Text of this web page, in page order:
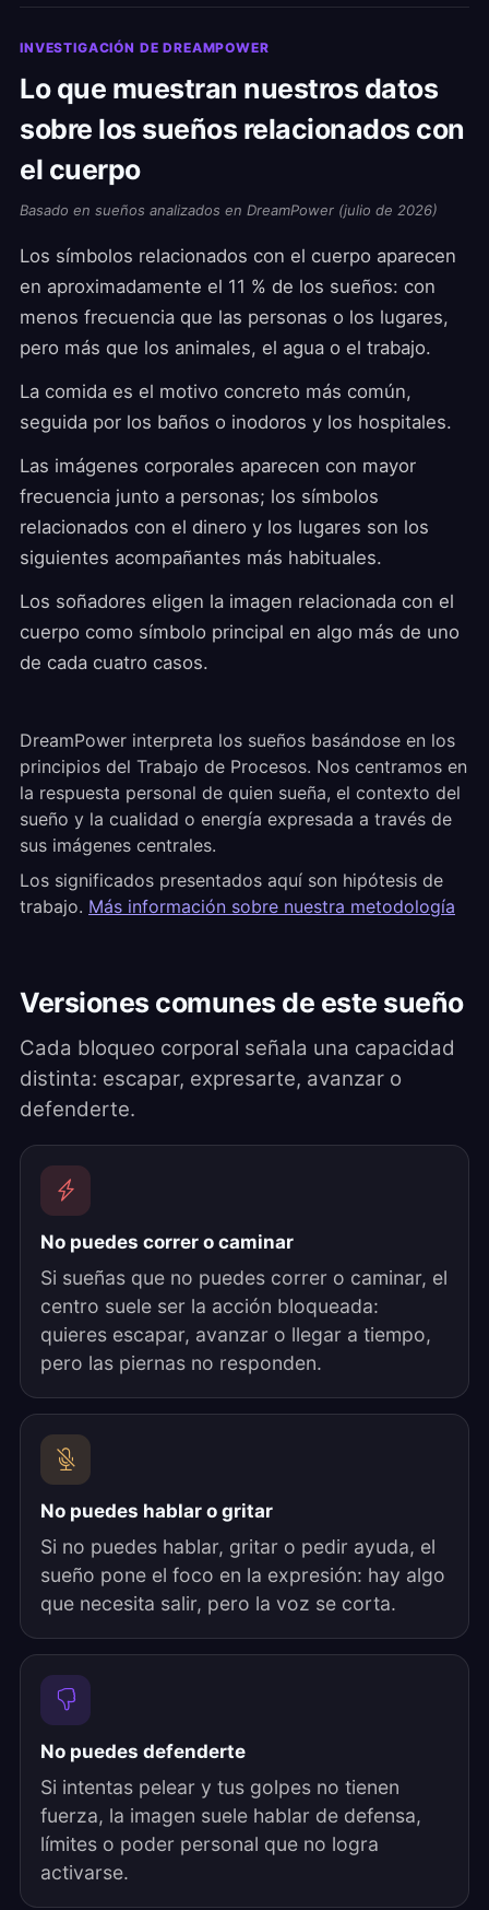
INVESTIGACIÓN DE DREAMPOWER
Lo que muestran nuestros datos
sobre los sueños relacionados con
el cuerpo
Basado en sueños analizados en DreamPower (julio de 2026)
Los símbolos relacionados con el cuerpo aparecen
en aproximadamente el 11 % de los sueños: con
menos frecuencia que las personas o los lugares,
pero más que los animales, el agua o el trabajo.
La comida es el motivo concreto más común,
seguida por los baños o inodoros y los hospitales.
Las imágenes corporales aparecen con mayor
frecuencia junto a personas; los símbolos
relacionados con el dinero y los lugares son los
siguientes acompañantes más habituales.
Los soñadores eligen la imagen relacionada con el
cuerpo como símbolo principal en algo más de uno
de cada cuatro casos.
DreamPower interpreta los sueños basándose en los
principios del Trabajo de Procesos. Nos centramos en
la respuesta personal de quien sueña, el contexto del
sueño y la cualidad o energía expresada a través de
sus imágenes centrales.
Los significados presentados aquí son hipótesis de
trabajo. Más información sobre nuestra metodología
Versiones comunes de este sueño
Cada bloqueo corporal señala una capacidad
distinta: escapar, expresarte, avanzar o
defenderte.
No puedes correr o caminar
Si sueñas que no puedes correr o caminar, el
centro suele ser la acción bloqueada:
quieres escapar, avanzar o llegar a tiempo,
pero las piernas no responden.
No puedes hablar o gritar
Si no puedes hablar, gritar o pedir ayuda, el
sueño pone el foco en la expresión: hay algo
que necesita salir, pero la voz se corta.
No puedes defenderte
Si intentas pelear y tus golpes no tienen
fuerza, la imagen suele hablar de defensa,
límites o poder personal que no logra
activarse.